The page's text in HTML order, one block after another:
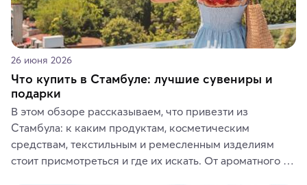
26 июня 2026
Что купить в Стамбуле: лучшие сувениры и
подарки
В этом обзоре рассказываем, что привезти из
Стамбула: к каким продуктам, косметическим
средствам, текстильным и ремесленным изделиям
стоит присмотреться и где их искать. От ароматного